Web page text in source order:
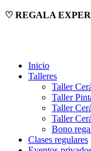
Ir
♡ REGALA
Inicio
Talleres
Taller
Taller
Taller
Taller
Bono
Clases regulares